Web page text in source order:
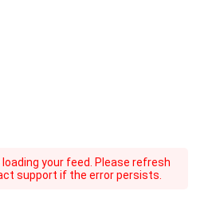
your feed. Please refresh
support if the error persists.